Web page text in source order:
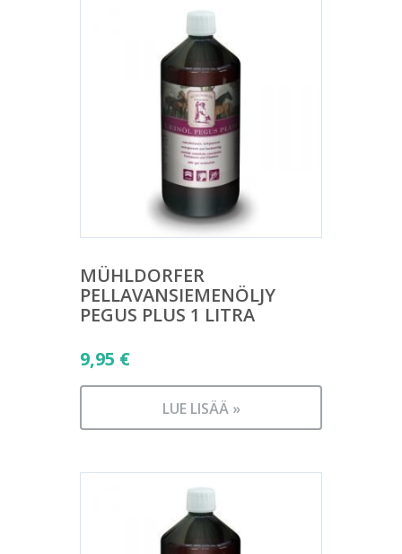
MÜHLDORFER
PELLAVANSIEMENÖLJY
PEGUS PLUS 1 LITRA
9,95 €
LUE LISÄÄ »